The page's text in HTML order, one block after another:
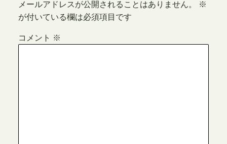
メールアドレスが公開されることはありません。
※
が付いている欄は必須項目です
コメント ※